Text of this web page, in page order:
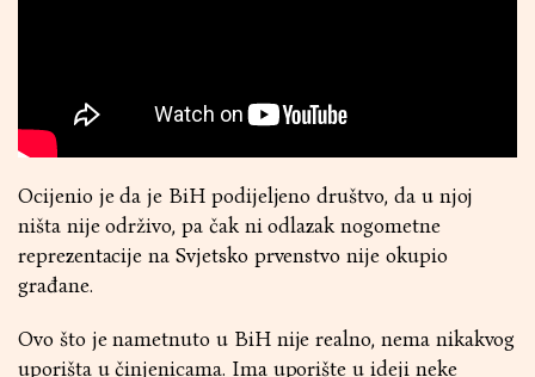
Ocijenio je da je BiH podijeljeno društvo, da u njoj
ništa nije održivo, pa čak ni odlazak nogometne
reprezentacije na Svjetsko prvenstvo nije okupio
građane.
Ovo što je nametnuto u BiH nije realno, nema nikakvog
uporišta u činjenicama. Ima uporište u ideji neke